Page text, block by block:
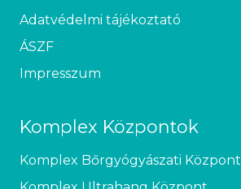
Adatvédelmi tájékoztató
ÁSZF
Impresszum
Komplex Központok
Komplex Bőrgyógyászati Központ